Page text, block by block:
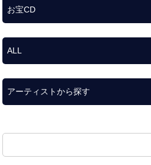
お宝CD
ALL
アーティストから探す